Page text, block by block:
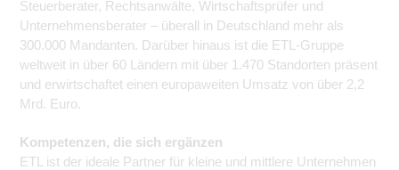
Steuerberater, Rechtsanwälte, Wirtschaftsprüfer und
Unternehmensberater – überall in Deutschland mehr als
300.000 Mandanten. Darüber hinaus ist die ETL-Gruppe
weltweit in über 60 Ländern mit über 1.470 Standorten präsent
und erwirtschaftet einen europaweiten Umsatz von über 2,2
Mrd. Euro.
Kompetenzen, die sich ergänzen
ETL ist der ideale Partner für kleine und mittlere Unternehmen